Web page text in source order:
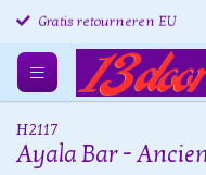
Gratis retourneren EU
H2117
Ayala Bar -